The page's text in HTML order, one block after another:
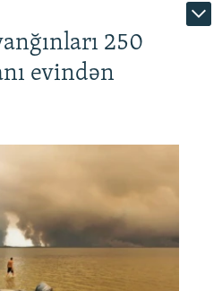
250
evindən